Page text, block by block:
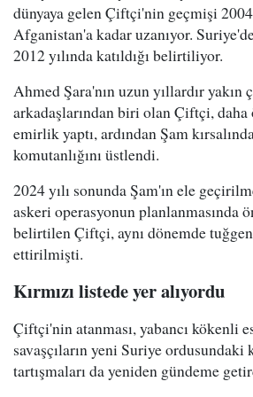
dünyaya gelen Çiftçi'nin geçmişi 2004
Afganistan'a kadar uzanıyor.
2012 yılında katıldığı belirtiliyor.
Ahmed Şara'nın uzun yıllardır yakın
arkadaşlarından biri olan Çiftçi,
emirlik yaptı, ardından Şam
komutanlığını üstlendi.
2024 yılı sonunda Şam'ın ele
askeri operasyonun planlanmasında
belirtilen Çiftçi, aynı dönemde
ettirilmişti.
Kırmızı listede yer alıyordu
Çiftçi'nin atanması, yabancı kökenli
savaşçıların yeni Suriye
tartışmaları da yeniden gündeme